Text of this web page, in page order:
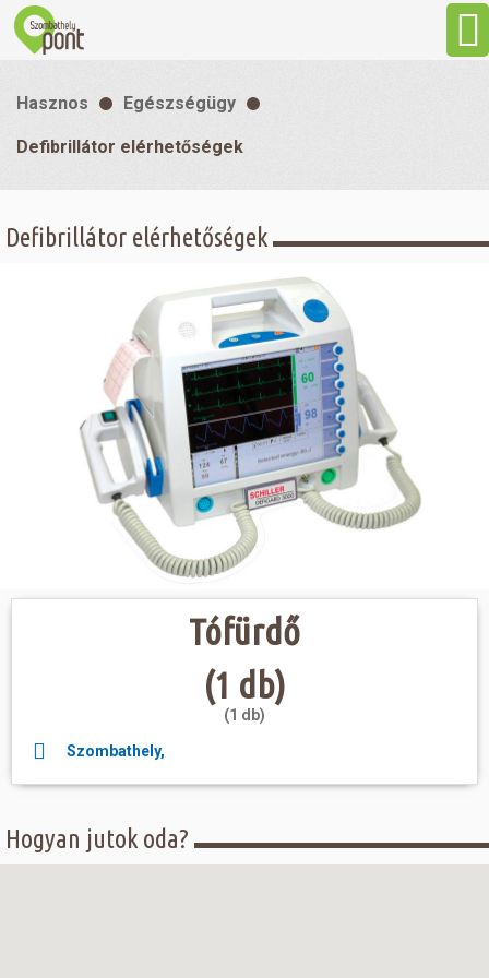
Programok
Sport
Szabadidő
Hasznos Egészségügy
Defibrillátor elérhetőségek
Defibrillátor elérhetőségek
Tófürdő
(1 db)
(1 db)
Szombathely,
Hogyan jutok oda?